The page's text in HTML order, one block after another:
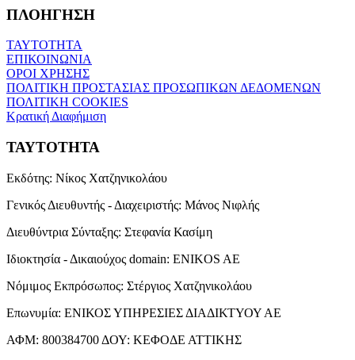
ΠΛΟΗΓΗΣΗ
ΤΑΥΤΟΤΗΤΑ
ΕΠΙΚΟΙΝΩΝΙΑ
ΟΡΟΙ ΧΡΗΣΗΣ
ΠΟΛΙΤΙΚΗ ΠΡΟΣΤΑΣΙΑΣ ΠΡΟΣΩΠΙΚΩΝ ΔΕΔΟΜΕΝΩΝ
ΠΟΛΙΤΙΚΗ COOKIES
Κρατική Διαφήμιση
ΤΑΥΤΟΤΗΤΑ
Εκδότης: Νίκος Χατζηνικολάου
Γενικός Διευθυντής - Διαχειριστής: Μάνος Νιφλής
Διευθύντρια Σύνταξης: Στεφανία Κασίμη
Ιδιοκτησία - Δικαιούχος domain: ENIKOS AE
Νόμιμος Εκπρόσωπος: Στέργιος Χατζηνικολάου
Επωνυμία: ΕΝΙΚΟΣ ΥΠΗΡΕΣΙΕΣ ΔΙΑΔΙΚΤΥΟΥ ΑΕ
ΑΦΜ: 800384700 ΔΟΥ: ΚΕΦΟΔΕ ΑΤΤΙΚΗΣ